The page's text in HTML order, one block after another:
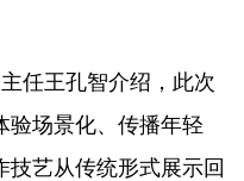
王孔智介绍，此次
验场景化、传播年轻
技艺从传统形式展示回